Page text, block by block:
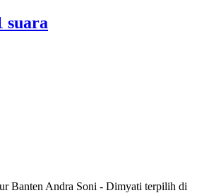
suara
Banten Andra Soni - Dimyati terpilih di